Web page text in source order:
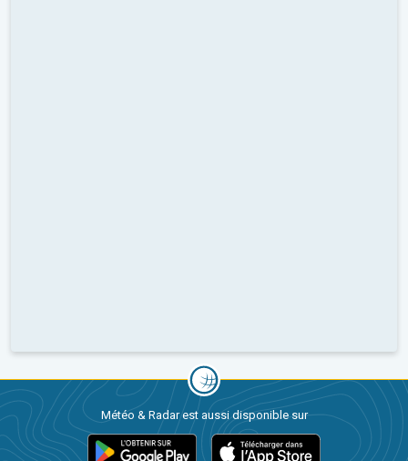
Météo & Radar est aussi disponible sur